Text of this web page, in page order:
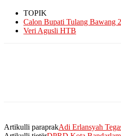
TOPIK
Calon Bupati Tulang Bawang
Veri Agusli HTB
Artikulli paraprakAdi Erlansyah